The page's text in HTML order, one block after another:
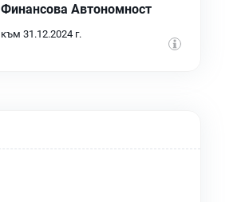
Финансова Автономност
към 31.12.2024 г.